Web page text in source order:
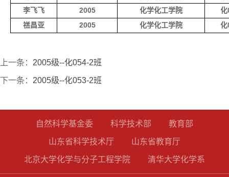
李飞飞
2005 化学化工学院
化
禚昌亚
2005 化学化工学院 化
上一条： 2005级--化054-2班
下一条： 2005级--化053-2班
自然科学基金委 科学技术部 教育部
山东省科学技术厅 山东省教育厅
北京大学化学与分子工程学院 清华大学化学系